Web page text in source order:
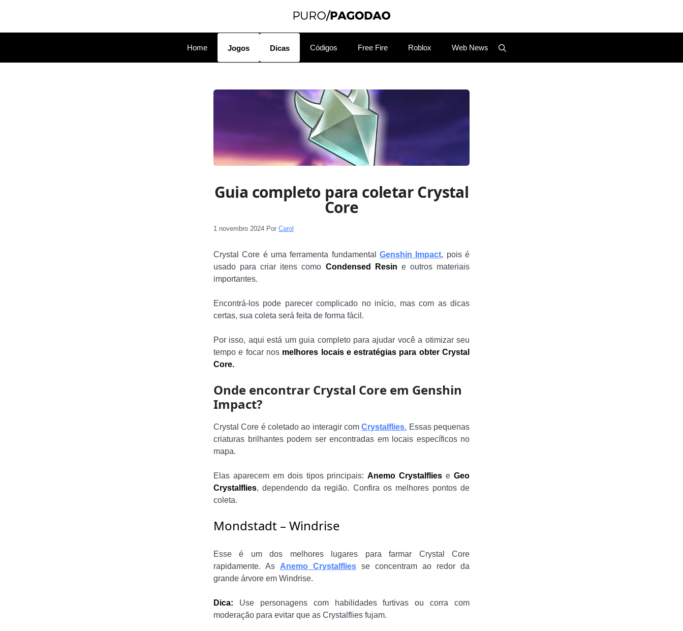
Home
Jogos Dicas Códigos Free Fire Roblox Web News
Guia completo para coletar Crystal
Core
1 novembro 2024 Por Carol
Crystal Core é uma ferramenta fundamental Genshin Impact, pois é
usado para criar itens como Condensed Resin e outros materiais
importantes.
Encontrá-los pode parecer complicado no início, mas com as dicas
certas, sua coleta será feita de forma fácil.
Por isso, aqui está um guia completo para ajudar você a otimizar seu
tempo e focar nos melhores locais e estratégias para obter Crystal
Core.
Onde encontrar Crystal Core em Genshin
Impact?
Crystal Core é coletado ao interagir comCrystalflies. Essas pequenas
criaturas brilhantes podem ser encontradas em locais específicos no
mapa.
Elas aparecem em dois tipos principais:Anemo Crystalflies eGeo
Crystalflies, dependendo da região. Confira os melhores pontos de
coleta.
Mondstadt – Windrise
Esse é um dos melhores lugares para farmar Crystal Core
rapidamente. As Anemo Crystalflies se concentram ao redor da
grande árvore em Windrise.
Dica: Use personagens com habilidades furtivas ou corra com
moderação para evitar que as Crystalflies fujam.